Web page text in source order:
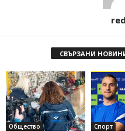
СВЪРЗАНИ
Общество Спорт